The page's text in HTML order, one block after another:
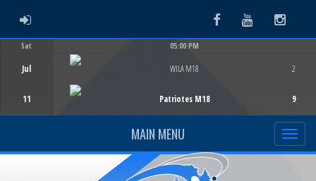
ADMIN LOGIN FacebookYoutube
Sat
Jul
11
05:00 PM
WILA M18
Patriotes M18
2
9
MAIN MENU